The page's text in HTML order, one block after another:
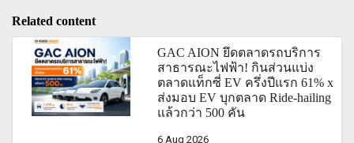
Related content
GAC AION ยึดตลาดรถบริการ
สาธารณะไฟฟ้า! กินส่วนแบ่ง
ตลาดแท็กซี่ EV ครึ่งปีแรก 61% x
ส่งมอบ EV บุกตลาด Ride-hailing
แล้วกว่า 500 คัน
6 Aug 2026